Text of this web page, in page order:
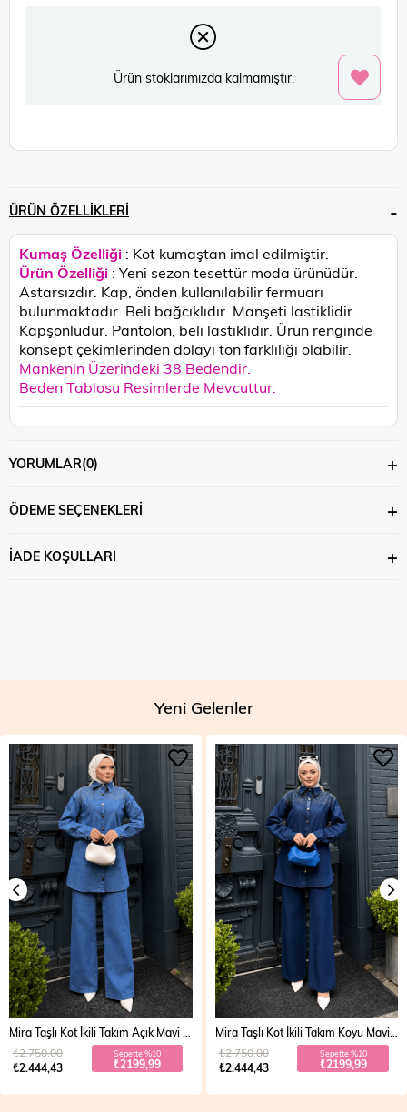
Ürün stoklarımızda kalmamıştır.
ÜRÜN ÖZELLIKLERI
Kumaş Özelliği : Kot kumaştan imal edilmiştir.
Ürün Özelliği : Yeni sezon tesettür moda ürünüdür.
Astarsızdır. Kap, önden kullanılabilir fermuarı
bulunmaktadır. Beli bağcıklıdır. Manşeti lastiklidir.
Kapşonludur. Pantolon, beli lastiklidir. Ürün renginde
konsept çekimlerinden dolayı ton farklılığı olabilir.
Mankenin Üzerindeki 38 Bedendir.
Beden Tablosu Resimlerde Mevcuttur.
YORUMLAR(0)
ÖDEME SEÇENEKLERI
İADE KOŞULLARI
Yeni Gelenler
₺2.444,43
₺2.750,00 Sepette %10
₺2199,99
Mira Taşlı Kot İkili Takım Koyu Mavi 19286
₺2.444,43
₺2.750,00 Sepette %10
₺2199,99